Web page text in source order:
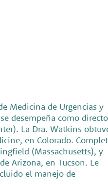
Medicina de Urgencias y
desempeña como
La Dra. Watkins
en Colorado.
(Massachusetts), y
Arizona, en Tucson. Le
el manejo de